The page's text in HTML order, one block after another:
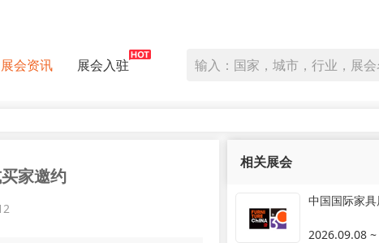
展会资讯 展会入驻 输入：国家，城市，行业，展
家邀约
相关展会
中国国际家
2026.09.08 ~